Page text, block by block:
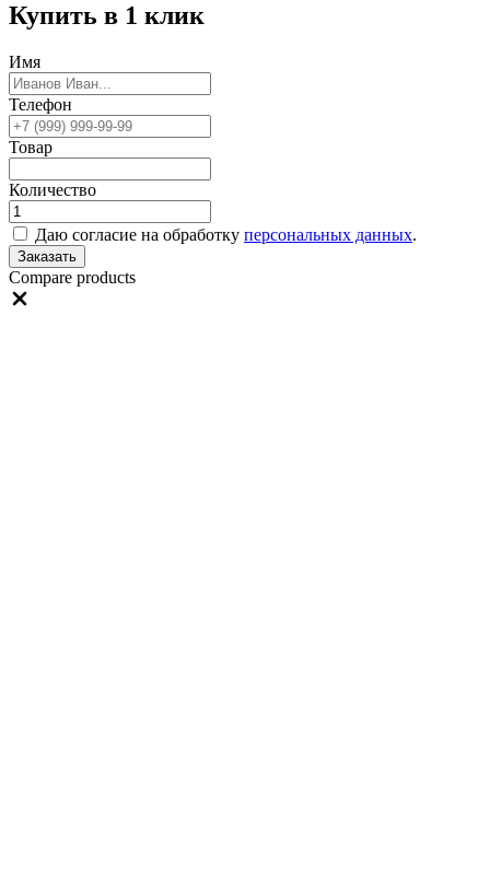
Купить в 1 клик
Имя
Телефон
Товар
Количество
Даю согласие на обработку персональных данных.
Заказать
Compare products